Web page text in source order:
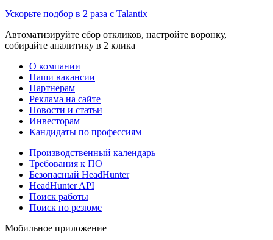
Ускорьте подбор в 2 раза с Talantix
Автоматизируйте сбор откликов, настройте воронку,
собирайте аналитику в 2 клика
О компании
Наши вакансии
Партнерам
Реклама на сайте
Новости и статьи
Инвесторам
Кандидаты по профессиям
Производственный календарь
Требования к ПО
Безопасный HeadHunter
HeadHunter API
Поиск работы
Поиск по резюме
Мобильное приложение